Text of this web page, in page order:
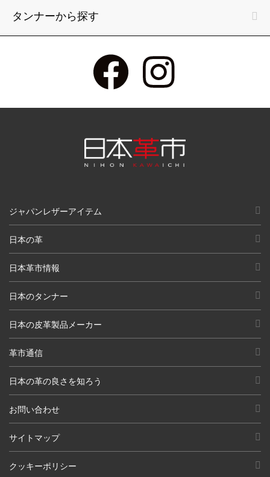
タンナーから探す
ジャパンレザーアイテム
日本の革
日本革市情報
日本のタンナー
日本の皮革製品メーカー
革市通信
日本の革の良さを知ろう
お問い合わせ
サイトマップ
クッキーポリシー